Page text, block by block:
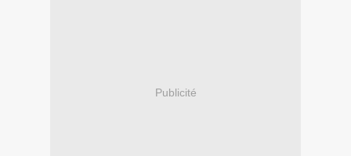
Publicité